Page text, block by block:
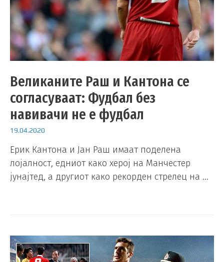
Великаните Раш и Кантона се
согласуваат: Фудбал без
навивачи не е фудбал
19.04.2020
Ерик Кантона и Јан Раш имаат поделена
лојалност, едниот како херој на Манчестер
јунајтед, а другиот како рекорден стрелец на …